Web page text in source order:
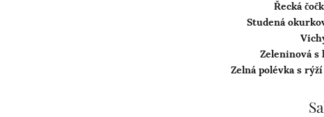
Řecká
Studená
Zeleninová s
Zelná polévka s